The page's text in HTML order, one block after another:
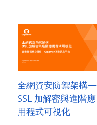
全網資安防禦架構—
SSL 加解密與進階應
用程式可視化